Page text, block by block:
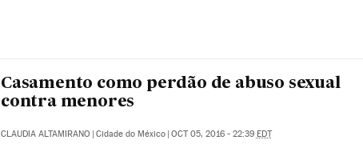
Casamento como perdão de abuso sexual
contra menores
CLAUDIA ALTAMIRANO | Cidade do México | OCT 05, 2016 - 22:39 EDT